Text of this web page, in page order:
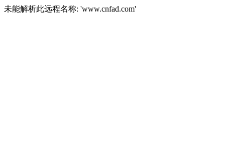
未能解析此远程名称: 'www.cnfad.com'